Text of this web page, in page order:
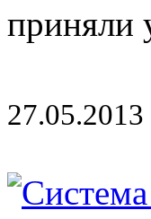
приняли
27.05.2013